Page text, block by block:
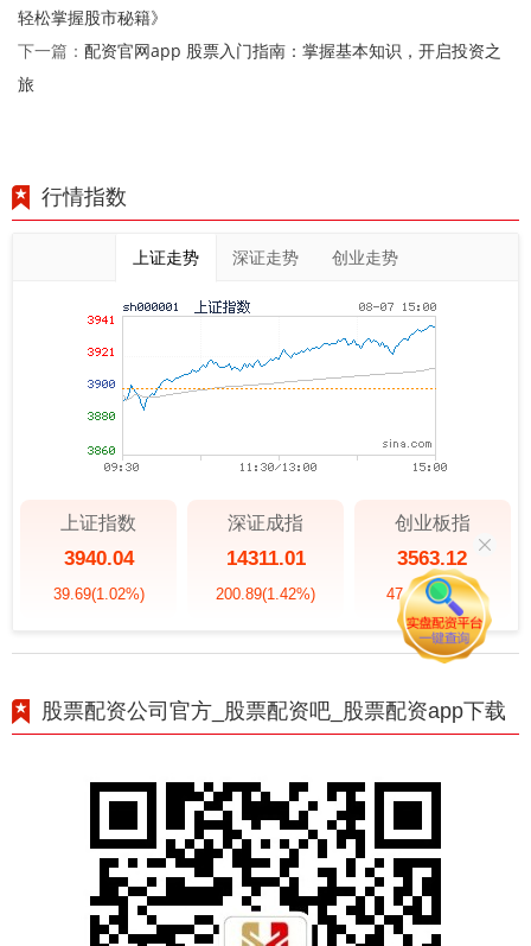
轻松掌握股市秘籍》
下一篇： 配资官网app 股票入门指南：掌握基本知识，开启投资之
旅
行情指数
上证走势 深证走势 创业走势
上证指数
3940.04
39.69(1.02%)
深证成指
14311.01
200.89(1.42%)
创业板指
3563.12
47.56(1.35%)
股票配资公司官方_股票配资吧_股票配资app下载